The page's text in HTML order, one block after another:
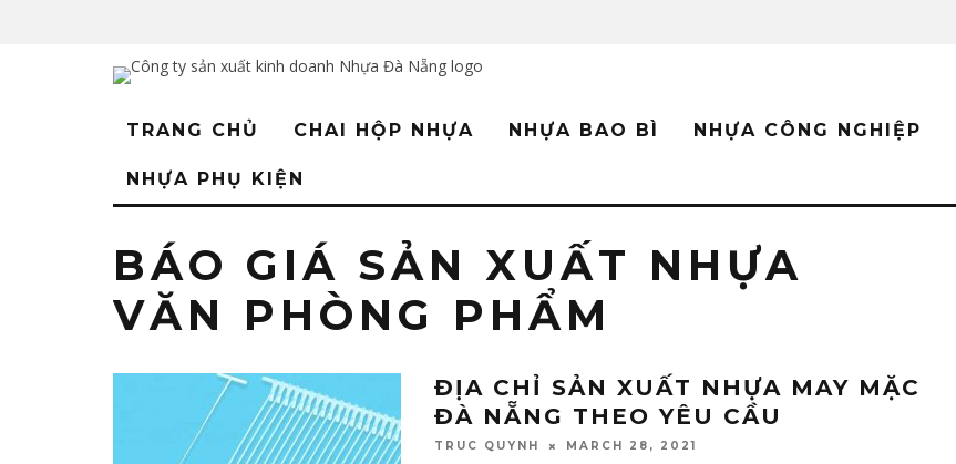
TRANG CHỦ CHAI HỘP NHỰA NHỰA BAO BÌ NHỰA CÔNG NGHIỆP
NHỰA PHỤ KIỆN
BÁO GIÁ SẢN XUẤT NHỰA
VĂN PHÒNG PHẨM
ĐỊA CHỈ SẢN XUẤT NHỰA MAY MẶC
ĐÀ NẴNG THEO YÊU CẦU
TRUC QUYNH MARCH 28, 2021